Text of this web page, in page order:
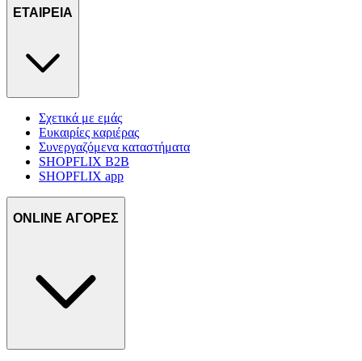
ΕΤΑΙΡΕΙΑ
Σχετικά με εμάς
Ευκαιρίες καριέρας
Συνεργαζόμενα καταστήματα
SHOPFLIX B2B
SHOPFLIX app
ONLINE ΑΓΟΡΕΣ